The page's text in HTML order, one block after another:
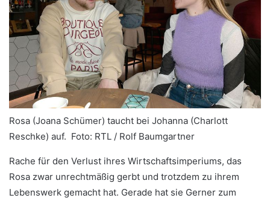
Rosa (Joana Schümer) taucht bei Johanna (Charlott
Reschke) auf. Foto: RTL / Rolf Baumgartner
Rache für den Verlust ihres Wirtschaftsimperiums, das
Rosa zwar unrechtmäßig gerbt und trotzdem zu ihrem
Lebenswerk gemacht hat. Gerade hat sie Gerner zum